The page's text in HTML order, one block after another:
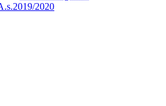
2020